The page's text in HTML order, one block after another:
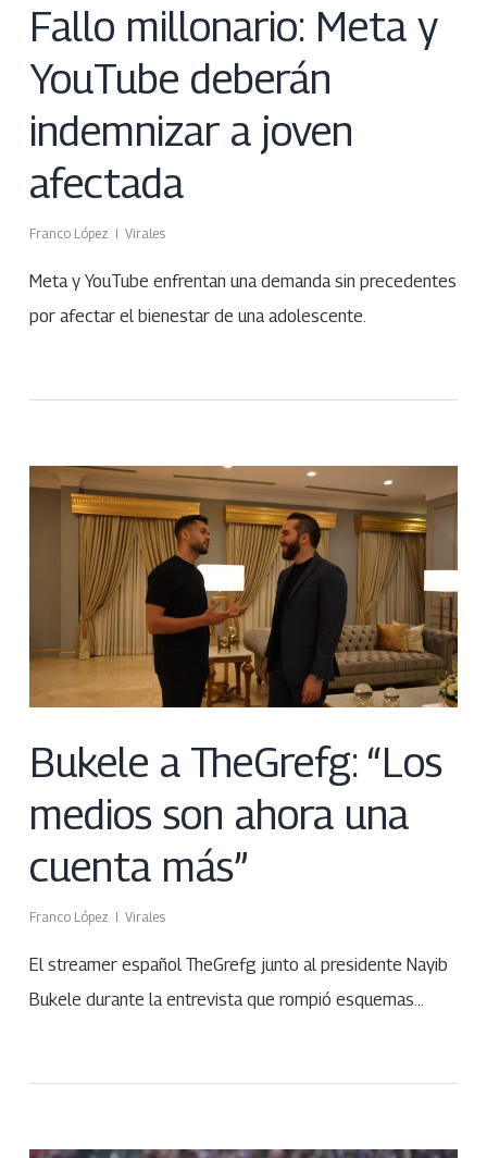
Fallo millonario: Meta y
YouTube deberán
indemnizar a joven
afectada
Franco López Virales
Meta y YouTube enfrentan una demanda sin precedentes
por afectar el bienestar de una adolescente.
Bukele a TheGrefg: “Los
medios son ahora una
cuenta más”
Franco López Virales
El streamer español TheGrefg junto al presidente Nayib
Bukele durante la entrevista que rompió esquemas…